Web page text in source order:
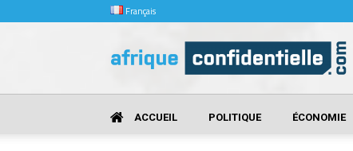
Français
Confidentielle
ACCUEIL POLITIQUE ÉCONOMIE